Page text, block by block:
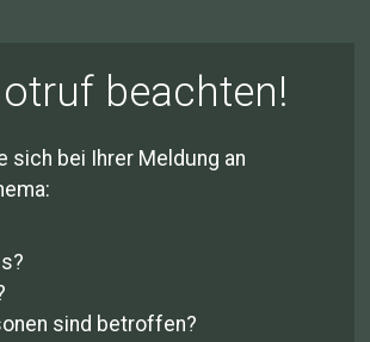
beachten!
sich bei Ihrer Meldung an
sind betroffen?